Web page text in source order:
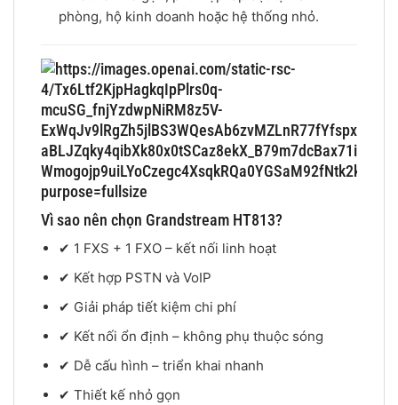
phòng, hộ kinh doanh hoặc hệ thống nhỏ.
Vì sao nên chọn Grandstream HT813?
✔ 1 FXS + 1 FXO – kết nối linh hoạt
✔ Kết hợp PSTN và VoIP
✔ Giải pháp tiết kiệm chi phí
✔ Kết nối ổn định – không phụ thuộc sóng
✔ Dễ cấu hình – triển khai nhanh
✔ Thiết kế nhỏ gọn